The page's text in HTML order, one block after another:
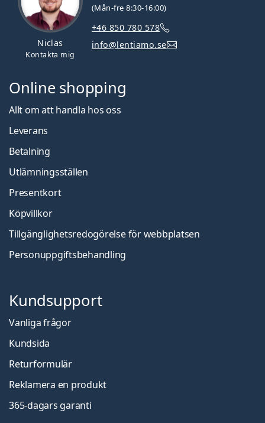
Niclas
Kontakta mig
(Mån-fre 8:30-16:00)
+46 850 780 578
info@lentiamo.se
Online shopping
Allt om att handla hos oss
Leverans
Betalning
Utlämningsställen
Presentkort
Köpvillkor
Tillgänglighetsredogörelse för webbplatsen
Personuppgiftsbehandling
Kundsupport
Vanliga frågor
Kundsida
Returformulär
Reklamera en produkt
365-dagars garanti